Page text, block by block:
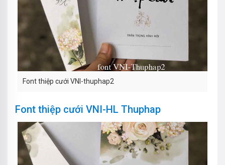
Font thiệp cưới VNI-thuphap2
Font thiệp cưới VNI-HL Thuphap